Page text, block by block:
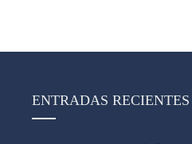
ENTRADAS RECIENTES